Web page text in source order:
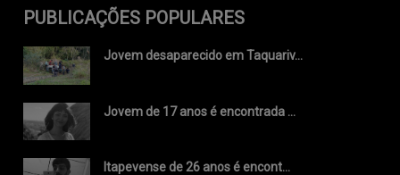
PUBLICAÇÕES POPULARES
Jovem desaparecido em Taquariv...
Jovem de 17 anos é encontrada ...
Itapevense de 26 anos é encont...